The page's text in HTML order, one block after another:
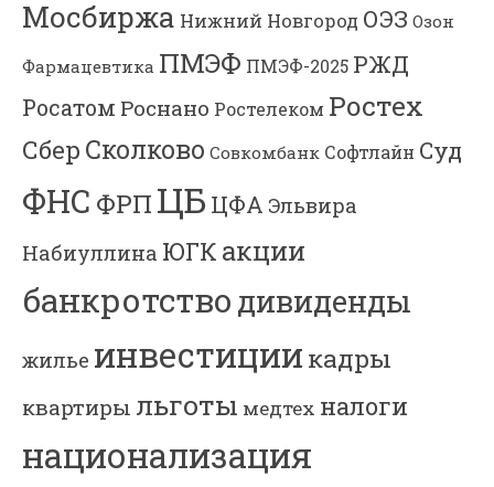
Мосбиржа Нижний Новгород ОЭЗ Озон
Фармацевтика ПМЭФ ПМЭФ-2025 РЖД
Росатом Роснано Ростелеком Ростех
Сбер Сколково Совкомбанк Софтлайн Суд
ФНС ФРП ЦБ ЦФА Эльвира
Набиуллина ЮГК акции
банкротство дивиденды
жилье инвестиции кадры
квартиры льготы медтех налоги
национализация